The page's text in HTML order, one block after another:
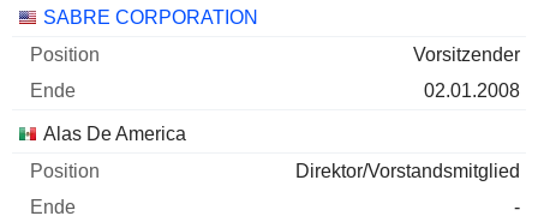
Unternehmen Position Ende
SABRE CORPORATION
Vorsitzender
02.01.2008
Alas De America
Direktor/Vorstandsmitglied
-